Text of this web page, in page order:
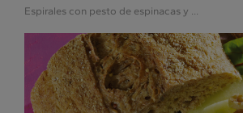
Espirales con pesto de espinacas y ...